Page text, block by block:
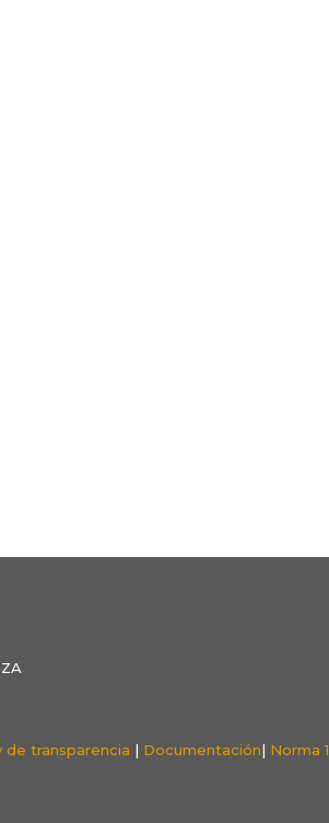
de transparencia | Documentación| Norma